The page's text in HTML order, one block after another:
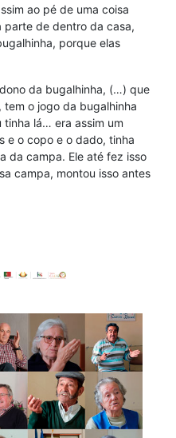
ao pé de uma coisa
parte de dentro da casa,
porque elas
da bugalhinha, (…) que
o jogo da bugalhinha
tinha lá… era assim um
e o copo e o dado, tinha
da campa. Ele até fez isso
campa, montou isso antes